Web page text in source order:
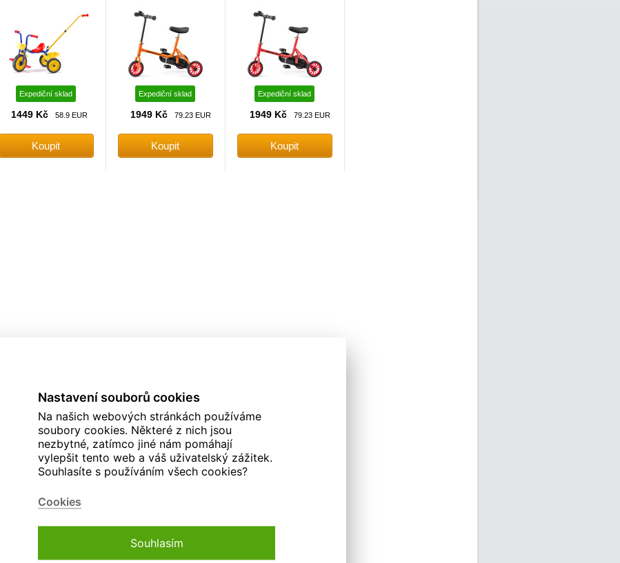
Expediční sklad
1449 Kč 58.9 EUR
Expediční sklad
1949 Kč 79.23 EUR
Expediční sklad
1949 Kč 79.23 EUR
Nastavení souborů cookies
Na našich webových stránkách používáme
soubory cookies. Některé z nich jsou
nezbytné, zatímco jiné nám pomáhají
vylepšit tento web a váš uživatelský zážitek.
Souhlasíte s používáním všech cookies?
Cookies
Souhlasím